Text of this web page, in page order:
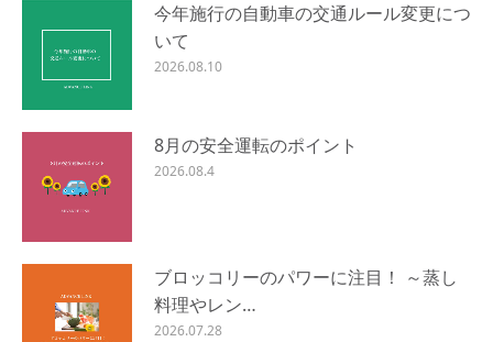
今年施行の自動車の交通ルール変更につ
いて
2026.08.10
8月の安全運転のポイント
2026.08.4
ブロッコリーのパワーに注目！ ～蒸し
料理やレン…
2026.07.28